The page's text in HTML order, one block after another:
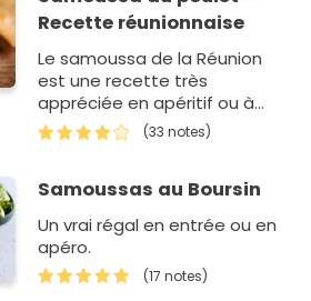
Recette réunionnaise
Le samoussa de la Réunion
est une recette très
appréciée en apéritif ou à
grignoter par simple
gourmandise.
(33 notes)
Samoussas au Boursin
Un vrai régal en entrée ou en
apéro.
(17 notes)